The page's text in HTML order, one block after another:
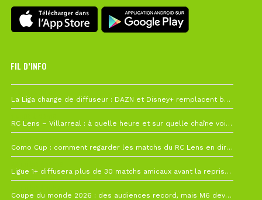
FIL D’INFO
La Liga change de diffuseur : DAZN et Disney+ remplacent beIN Sports !
RC Lens – Villarreal : à quelle heure et sur quelle chaîne voir la finale de la Como Cup ?
Como Cup : comment regarder les matchs du RC Lens en direct ?
Ligue 1+ diffusera plus de 30 matchs amicaux avant la reprise de la Ligue 1
Coupe du monde 2026 : des audiences record, mais M6 devrait perdre très gros !